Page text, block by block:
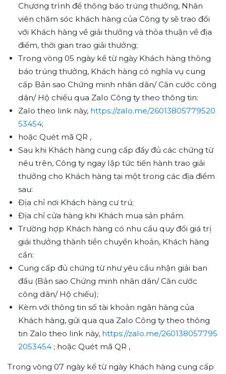
Chương trình để thông báo trúng thưởng, Nhân
viên chăm sóc khách hàng của Công ty sẽ trao đổi
với Khách hàng về giải thưởng và thỏa thuận về địa
điểm, thời gian trao giải thưởng;
Trong vòng 05 ngày kể từ ngày Khách hàng thông
báo trúng thưởng, Khách hàng có nghĩa vụ cung
cấp Bản sao Chứng minh nhân dân/ Căn cước công
dân/ Hộ chiếu qua Zalo Công ty theo thông tin:
Zalo theo link này, https://zalo.me/26013805779520
53454;
hoặc Quét mã QR ,
Sau khi Khách hàng cung cấp đầy đủ các chứng từ
nêu trên, Công ty ngay lập tức tiến hành trao giải
thưởng cho Khách hàng tại một trong các địa điểm
sau:
Địa chỉ nơi Khách hàng cư trú;
Địa chỉ cửa hàng khi Khách mua sản phẩm.
Trường hợp Khách hàng có nhu cầu quy đổi giá trị
giải thưởng thành tiền chuyển khoản, Khách hàng
cần:
Cung cấp đủ chứng từ như yêu cầu nhận giải ban
đầu (Bản sao Chứng minh nhân dân/ Căn cước
công dân/ Hộ chiếu);
Kèm với thông tin số tài khoản ngân hàng của
Khách hàng, gửi qua qua Zalo Công ty theo thông
tin Zalo theo link này, https://zalo.me/260138057795
2053454; hoặc Quét mã QR ,
Trong vòng 07 ngày kể từ ngày Khách hàng cung cấp